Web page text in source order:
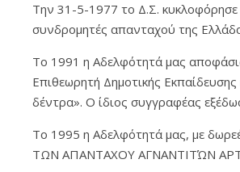
Την 31-5-1977 το Δ.Σ. κυκλοφόρησε
συνδρομητές απανταχού της
Tο 1991 η Αδελφότητά μας
Επιθεωρητή Δημοτικής
δέντρα». Ο ίδιος συγγραφέας
Το 1995 η Αδελφότητά μας, με
ΤΩΝ ΑΠΑΝΤΑΧΟΥ ΑΓΝΑΝΤΙΤΏΝ